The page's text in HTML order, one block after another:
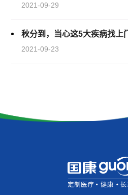
2021-09-29
秋分到，当心这5大疾病找上门
2021-09-23